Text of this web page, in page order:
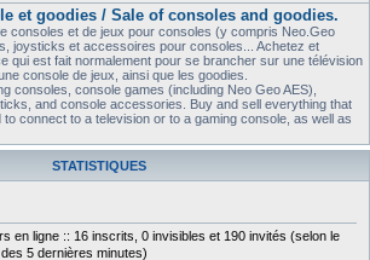
et goodies / Sale of consoles and goodies.
consoles et de jeux pour consoles (y compris Neo.Geo
joysticks et accessoires pour consoles... Achetez et
qui est fait normalement pour se brancher sur une télévision
console de jeux, ainsi que les goodies.
consoles, console games (including Neo Geo AES),
and console accessories. Buy and sell everything that
to connect to a television or to a gaming console, as well as
STATISTIQUES
en ligne :: 16 inscrits, 0 invisibles et 190 invités (selon le
5 dernières minutes)